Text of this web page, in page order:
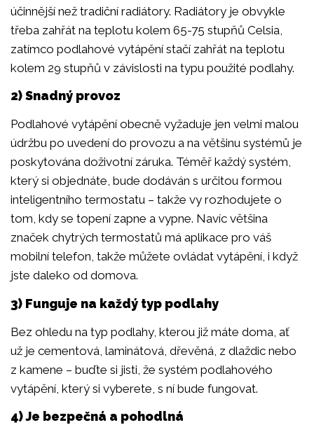
účinnější než tradiční radiátory. Radiátory je obvykle
třeba zahřát na teplotu kolem 65-75 stupňů Celsia,
zatímco podlahové vytápění stačí zahřát na teplotu
kolem 29 stupňů v závislosti na typu použité podlahy.
2) Snadný provoz
Podlahové vytápění obecně vyžaduje jen velmi malou
údržbu po uvedení do provozu a na většinu systémů je
poskytována doživotní záruka. Téměř každý systém,
který si objednáte, bude dodáván s určitou formou
inteligentního termostatu – takže vy rozhodujete o
tom, kdy se topení zapne a vypne. Navíc většina
značek chytrých termostatů má aplikace pro váš
mobilní telefon, takže můžete ovládat vytápění, i když
jste daleko od domova.
3) Funguje na každý typ podlahy
Bez ohledu na typ podlahy, kterou již máte doma, ať
už je cementová, laminátová, dřevěná, z dlaždic nebo
z kamene – buďte si jisti, že systém podlahového
vytápění, který si vyberete, s ní bude fungovat.
4) Je bezpečná a pohodlná